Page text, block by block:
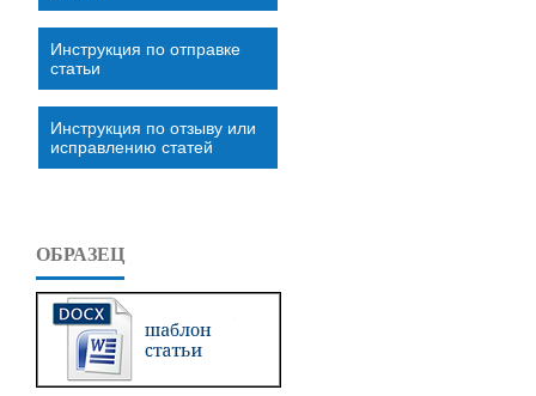
Инструкция по отправке
статьи
Инструкция по отзыву или
исправлению статей
ОБРАЗЕЦ